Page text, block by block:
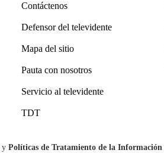
Contáctenos
Defensor del televidente
Mapa del sitio
Pauta con nosotros
Servicio al televidente
TDT
y Políticas de Tratamiento de la Información